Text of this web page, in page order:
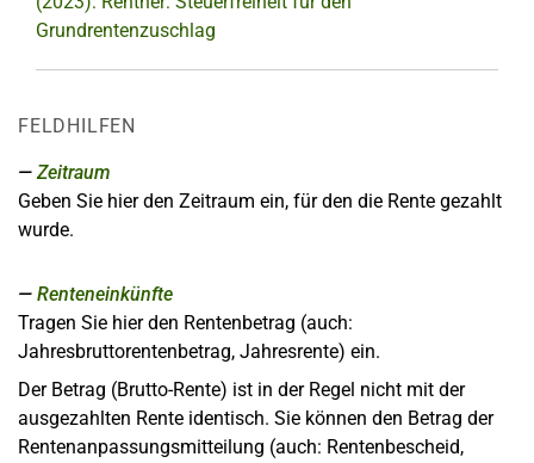
Grundrentenzuschlag
FELDHILFEN
Zeitraum
Geben Sie hier den Zeitraum ein, für den die Rente gezahlt
wurde.
Renteneinkünfte
Tragen Sie hier den Rentenbetrag (auch:
Jahresbruttorentenbetrag, Jahresrente) ein.
Der Betrag (Brutto-Rente) ist in der Regel nicht mit der
ausgezahlten Rente identisch. Sie können den Betrag der
Rentenanpassungsmitteilung (auch: Rentenbescheid,